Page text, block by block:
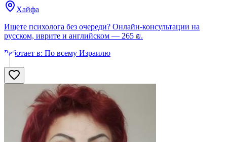
Хайфа
Ищете психолога без очереди? Онлайн-консультации на
русском, иврите и английском — 265 ₪.
Работает в: По всему Израилю